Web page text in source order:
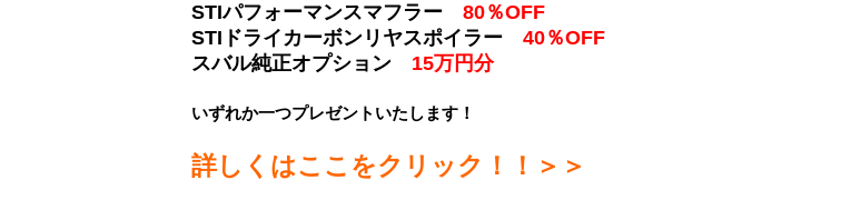
STIパフォーマンスマフラー 80％OFF
STIドライカーボンリヤスポイラー 40％OFF
スバル純正オプション 15万円分
いずれか一つプレゼントいたします！
詳しくはここをクリック！！＞＞